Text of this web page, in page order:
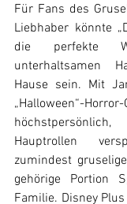
Für Fans des
Liebhaber könnte
die perfekte
unterhaltsamen
Hause sein. Mit
„Halloween“-Horror-
Hauptrollen
zumindest
gehörige Portion
Familie. Disney